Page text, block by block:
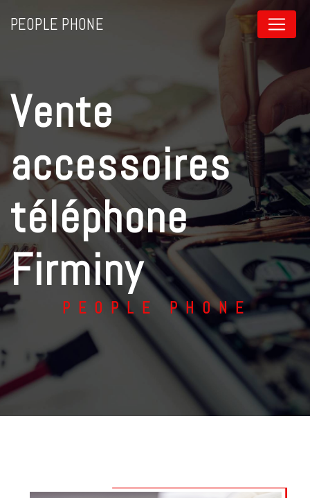
PEOPLE PHONE
vente
accessoires
téléphone
Firminy
PEOPLE PHONE